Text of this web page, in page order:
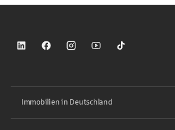
Sparkasse auf LinkedIn
Sparkasse auf Facebook
Sparkasse auf Instagram
Sparkasse aufSparkasse auf
Immobilien in Deutschland